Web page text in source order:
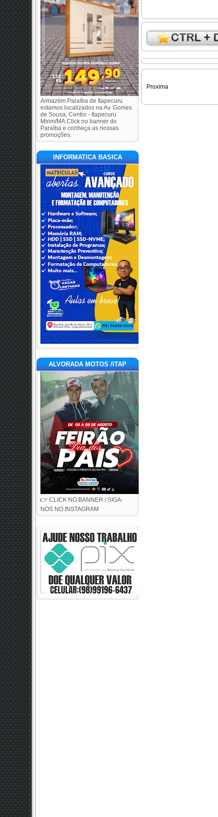
Armazém Paraíba de Itapecuru
estamos localizados na Av. Gomes
de Sousa, Centro - Itapecuru
Mirim/MA.Click no banner do
Paraíba e conheça as nossas
promoções.
INFORMATICA BASICA
ALVORADA MOTOS /ITAP
👉 CLICK NO BANNER / SIGA-
NOS NO INSTAGRAM
Proxima